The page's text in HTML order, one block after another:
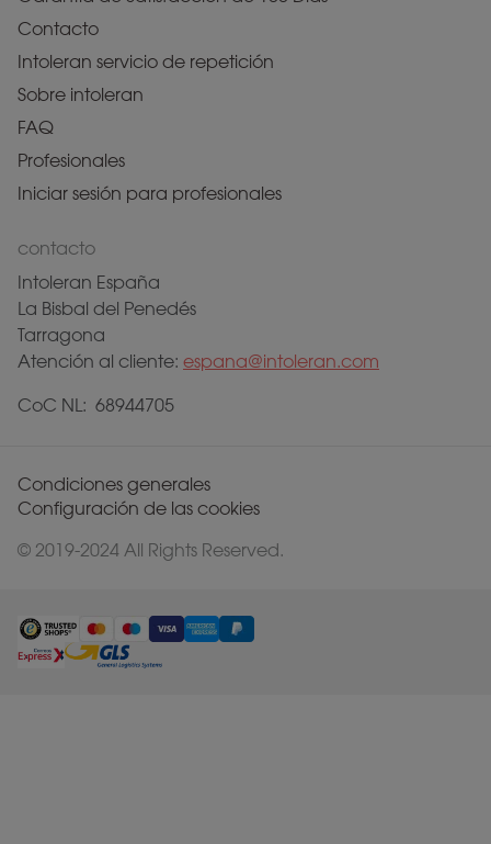
Contacto
Intoleran servicio de repetición
Sobre intoleran
FAQ
Profesionales
Iniciar sesión para profesionales
contacto
Intoleran España
La Bisbal del Penedés
Tarragona
Atención al cliente: espana@intoleran.com
CoC NL: 68944705
© 2019-2024 All Rights Reserved.
Condiciones generales
Configuración de las cookies